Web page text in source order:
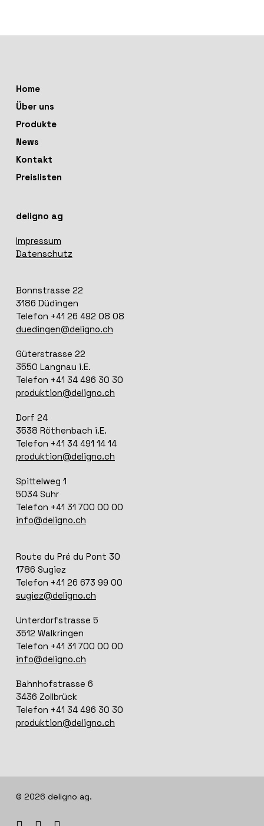
Home
Über uns
Produkte
News
Kontakt
Preislisten
deligno ag
Impressum
Datenschutz
Bonnstrasse 22
3186 Düdingen
Telefon +41 26 492 08 08
duedingen@deligno.ch
Güterstrasse 22
3550 Langnau i.E.
Telefon +41 34 496 30 30
produktion@deligno.ch
Dorf 24
3538 Röthenbach i.E.
Telefon +41 34 491 14 14
produktion@deligno.ch
Spittelweg 1
5034 Suhr
Telefon +41 31 700 00 00
info@deligno.ch
Route du Pré du Pont 30
1786 Sugiez
Telefon +41 26 673 99 00
sugiez@deligno.ch
Unterdorfstrasse 5
3512 Walkringen
Telefon +41 31 700 00 00
info@deligno.ch
Bahnhofstrasse 6
3436 Zollbrück
Telefon +41 34 496 30 30
produktion@deligno.ch
© 2026 deligno ag.
facebook
linkedininstagram